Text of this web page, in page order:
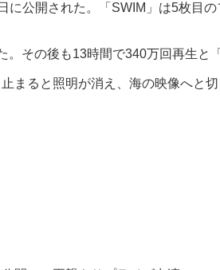
公開された。「SWIM」は5枚目
その後も13時間で340万回再生と
ると照明が消え、海の映像へと